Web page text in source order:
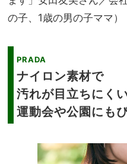
の子、1歳の男の子ママ）
PRADA
ナイロン素材で
汚れが目立ちにく
運動会や公園にも